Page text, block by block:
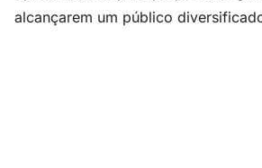
alcançarem um público